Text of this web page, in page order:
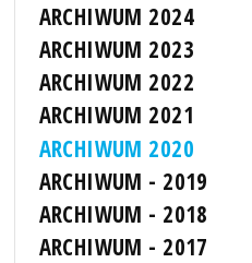
ARCHIWUM 2024
ARCHIWUM 2023
ARCHIWUM 2022
ARCHIWUM 2021
ARCHIWUM 2020
ARCHIWUM - 2019
ARCHIWUM - 2018
ARCHIWUM - 2017